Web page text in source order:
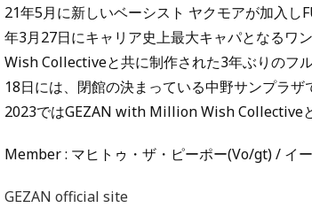
21年5月に新しいベーシスト ヤクモアが加入し
年3月27日にキャリア史上最大キャパとなる
Wish Collectiveと共に制作された3年ぶりのフ
18日には、閉館の決まっている中野サンプラザ
2023ではGEZAN with Million Wish Collectiveと
Member : マヒトゥ・ザ・ピーポー(Vo/gt) / イ
GEZAN official site